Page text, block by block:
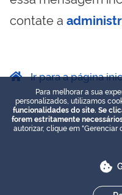
contate a
Ir para a página
Para melhorar a sua
personalizados, utilizamos
funcionalidades do site. Se
forem estritamente
autorizar, clique em "Gerenciar